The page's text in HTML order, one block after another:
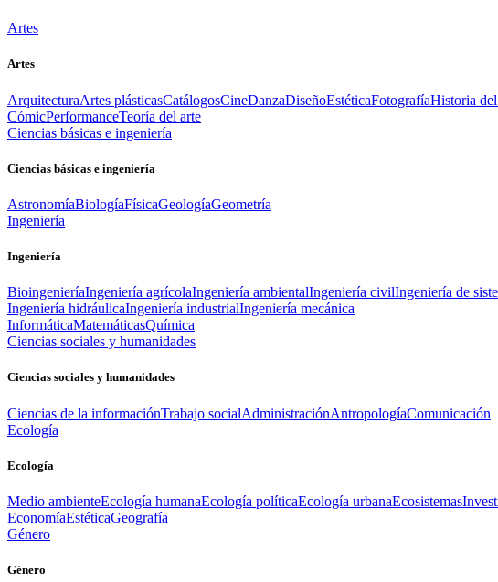
Artes
Artes
ArquitecturaArtes plásticasCatálogosCineDanzaDiseñoEstéticaFotografíaHistoria
CómicPerformanceTeoría del arte
Ciencias básicas e ingeniería
Ciencias básicas e ingeniería
AstronomíaBiologíaFísicaGeologíaGeometría
Ingeniería
Ingeniería
BioingenieríaIngeniería agrícolaIngeniería ambientalIngeniería civilIngeniería de
Ingeniería hidráulicaIngeniería industrialIngeniería mecánica
InformáticaMatemáticasQuímica
Ciencias sociales y humanidades
Ciencias sociales y humanidades
Ciencias de la informaciónTrabajo socialAdministraciónAntropologíaComunicación
Ecología
Ecología
Medio ambienteEcología humanaEcología políticaEcología urbanaEcosistemas
EconomíaEstéticaGeografía
Género
Género